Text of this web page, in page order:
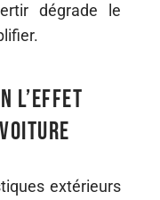
dégrade le
l’effet
extérieurs